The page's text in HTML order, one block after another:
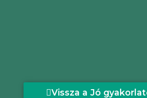
Vissza a Jó